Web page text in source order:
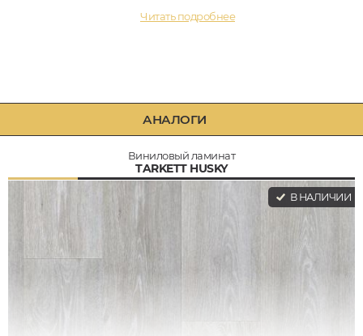
Читать подробнее
АНАЛОГИ
Виниловый ламинат
TARKETT HUSKY
В НАЛИЧИИ